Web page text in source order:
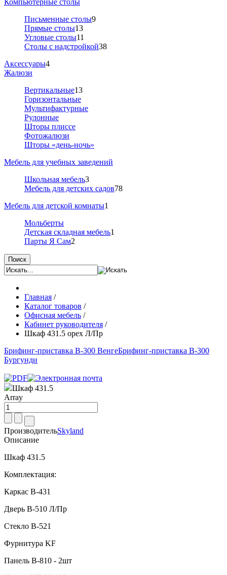
Компьютерные столы
Письменные столы9
Прямые столы13
Угловые столы11
Столы с надстройкой38
Аксессуары4
Жалюзи
Вертикальные13
Горизонтальные
Мультифактурные
Рулонные
Шторы плиссе
Фотожалюзи
Шторы «день-ночь»
Мебель для учебных заведений
Школьная мебель3
Мебель для детских садов78
Мебель для детской комнаты1
Мольберты
Детская складная мебель1
Парты Я Сам2
Поиск
Главная /
Каталог товаров /
Офисная мебель /
Кабинет руководителя /
Шкаф 431.5 орех Л/Пр
Брифинг-приставка B-300 ВенгеБрифинг-приставка B-300
Бургунди
Шкаф 431.5
Array
ПроизводительSkyland
Описание
Шкаф 431.5
Комплектация:
Каркас В-431
Дверь В-510 Л/Пр
Стекло В-521
Фурнитура KF
Панель В-810 - 2шт